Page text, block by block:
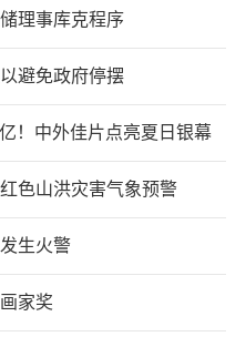
理事库克程序
避免政府停摆
！中外佳片点亮夏日银幕
色山洪灾害气象预警
生火警
家奖